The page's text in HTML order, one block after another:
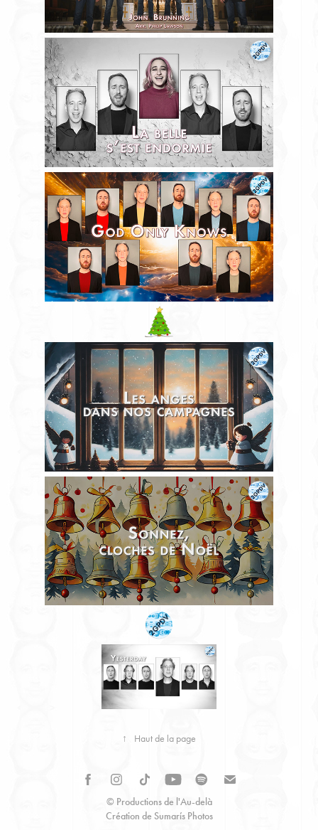
↑ Haut de la page
© Productions de l'Au-delà
Création de Sumarís Photos